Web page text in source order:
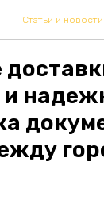
Статьи и новости